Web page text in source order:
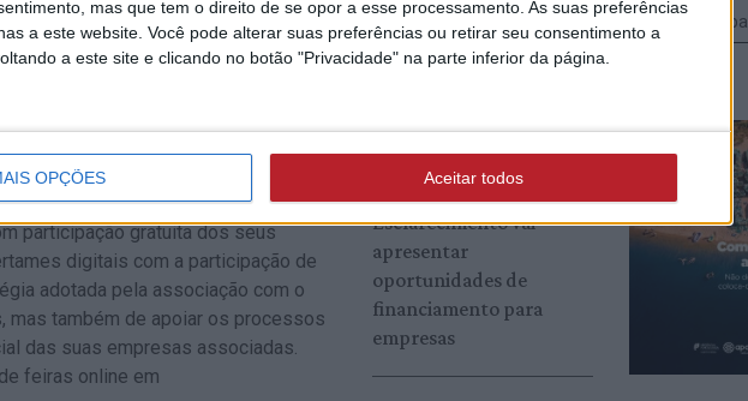
mas que tem o direito de se opor a esse processamento. As suas preferências
a este website. Você pode alterar suas preferências ou retirar seu consentimento a
a este site e clicando no botão "Privacidade" na parte inferior da página.
OPÇÕES Aceitar todos
próprio, bem como dar a
de negócio e promoções em
ainda solicitar informações ou
e efetuar compras diretas
visitas e dezenas de pedidos de
de Oportunidades é mais um dos
participação gratuita dos seus
digitais com a participação de
adotada pela associação com o
mas também de apoiar os processos
das suas empresas associadas.
feiras online em
estratégia turística (c/
áudio e vídeo)
23/07/2026 às 12:19
Esclarecimento vai
apresentar
oportunidades de
financiamento para
empresas
Ampliar capa